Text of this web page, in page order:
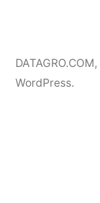
DATAGRO.COM,
WordPress.